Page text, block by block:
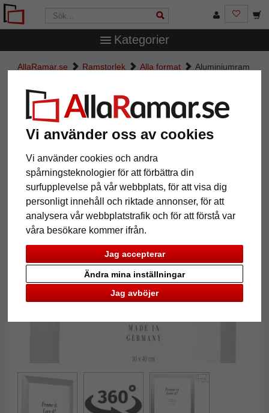
Vi använder oss av cookies
Vi använder cookies och andra
spårningsteknologier för att förbättra din
surfupplevelse på vår webbplats, för att visa dig
personligt innehåll och riktade annonser, för att
analysera vår webbplatstrafik och för att förstå var
våra besökare kommer ifrån.
Jag accepterar
Jag avböjer
Ändra mina inställningar
Kategorier
AllaRamar.se Ramstorlek Alla format
Aluminiumram
Aluminiumram Econ bred